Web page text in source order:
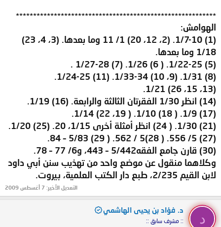
**********************************************************
الهوامش:
(1) 1/7-10. (2، 12، 20) 1/ 11 وما بعدها. (3، 4، 23)
1/18 وما بعدها.
(5) 1/22-25. ( 6) 1/26. (7) 1/27-28 .
(8) 1/31. (9، 10) 1/33-34. (11) 1/24-25.
(13، 15، 26) 1/21.
(14) انظر 1/30 الفقرتان الثالثة والرابعة. (16) 1/19.
(17) 1/9. ( 18) 1/10. ( 19، 22) 1/14.
(21) 1/30. ( 24) انظر أمثلة أخرى 1/15، 20. (25) 1/20.
(27) 5/ 556. ( 28)5 / 562. ( 29) 5/83 – 84.
(30) قارن جامع الفقه5/442 – 443، و6/ 77 – 78.
وكلاهما منقول عن موضع واحد من تهذيب سنن أبي داود
لابن القيم 2/235، طبع دار الكتب العلمية، بيروت.
التعديل الأخير: 7 أغسطس 2009
د
د. فؤاد بن يحيى الهاشمي
:: مشرف سابق ::